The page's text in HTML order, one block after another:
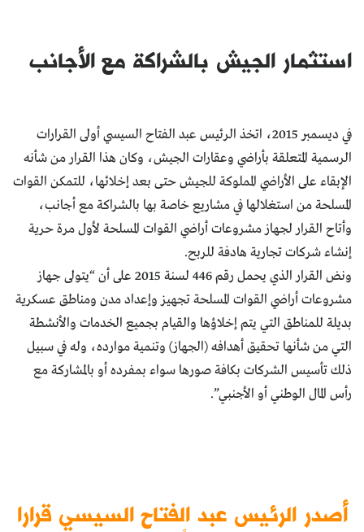
استثمار الجيش بالشراكة مع الأجانب
في ديسمبر 2015، اتخذ الرئيس عبد الفتاح السيسي أولى القرارات
الرسمية المتعلقة بأراضي وعقارات الجيش، وكان هذا القرار من شأنه
الإبقاء على الأراضي المملوكة للجيش حتى بعد إخلائها، للتمكن القوات
المسلحة من استغلالها في مشاريع خاصة بها بالشراكة مع أجانب،
وأتاح القرار لجهاز مشروعات أراضي القوات المسلحة لأول مرة حرية
إنشاء شركات تجارية هادفة للربح.
ونض القرار الذي يحمل رقم 446 لسنة 2015 على أن “يتولى جهاز
مشروعات أراضي القوات المسلحة تجهيز وإعداد مدن ومناطق عسكرية
بديلة للمناطق التي يتم إخلاؤها والقيام بجميع الخدمات والأنشطة
التي من شأنها تحقيق أهدافه (الجهاز) وتنمية موارده، وله في سبيل
ذلك تأسيس الشركات بكافة صورها سواء بمفرده أو بالمشاركة مع
رأس المال الوطني أو الأجنبي”.
أصدر الرئيس عبد الفتاح السيسي قرارا